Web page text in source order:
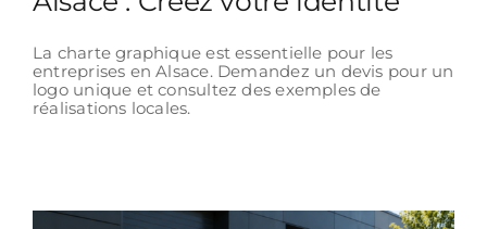
La charte graphique est essentielle pour les
entreprises en Alsace. Demandez un devis pour un
logo unique et consultez des exemples de
réalisations locales.